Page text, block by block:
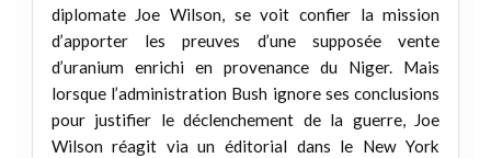
diplomate Joe Wilson, se voit confier la mission
d’apporter les preuves d’une supposée vente
d’uranium enrichi en provenance du Niger. Mais
lorsque l’administration Bush ignore ses conclusions
pour justifier le déclenchement de la guerre, Joe
Wilson réagit via un éditorial dans le New York